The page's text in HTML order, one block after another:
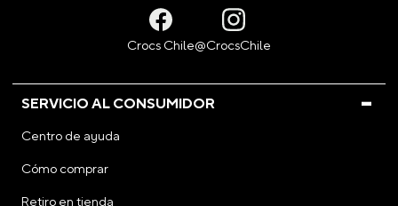
SERVICIO AL CONSUMIDOR
Centro de ayuda
Cómo comprar
Retiro en tienda